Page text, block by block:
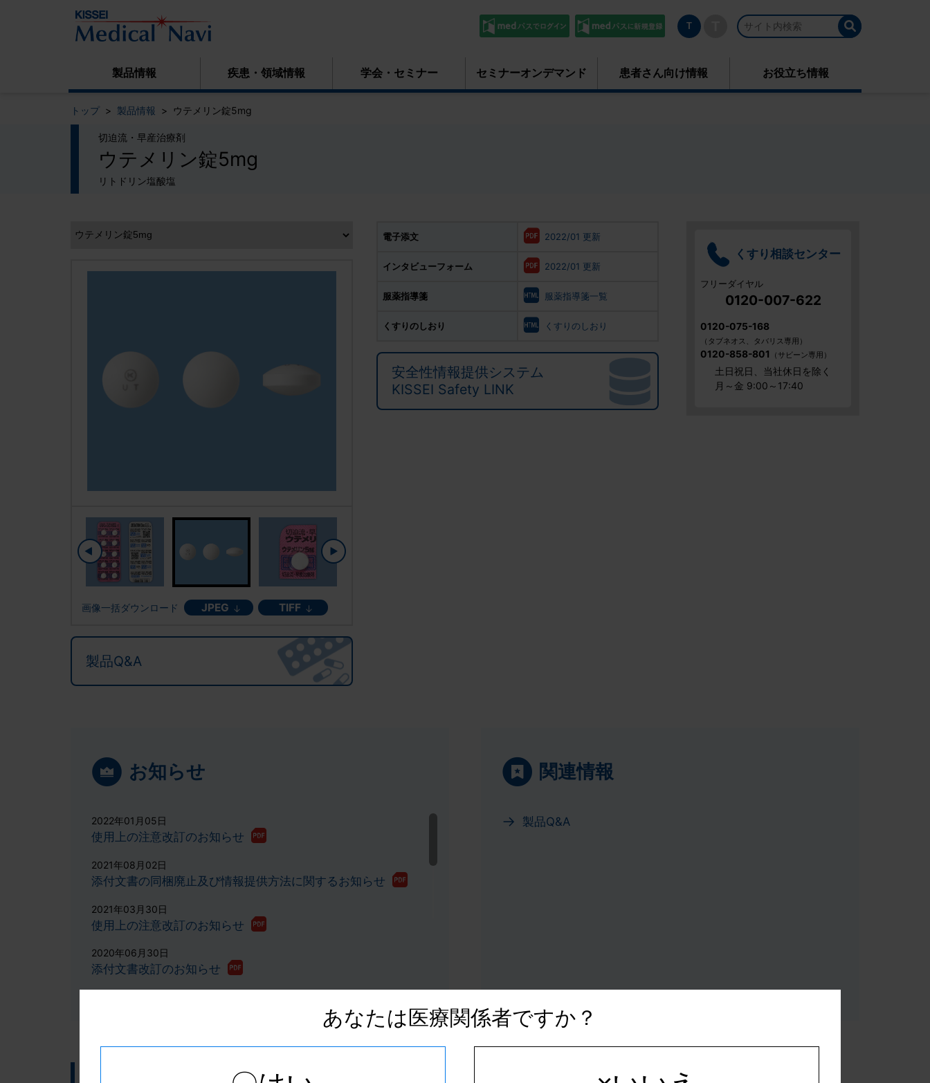
T
製品情報 疾患・領域情報 学会・セミナー セミナーオンデマンド 患者さん向け情報 お役立ち情報
トップ 製品情報 ウテメリン錠5mg
切迫流・早産治療剤
ウテメリン錠5mg
リトドリン塩酸塩
画像一括ダウンロード JPEG TIFF
製品Q&A
電子添文 2022/01 更新
インタビューフォーム 2022/01 更新
服薬指導箋 服薬指導箋一覧
くすりのしおり くすりのしおり
安全性情報提供システム
KISSEI Safety LINK
くすり相談センター
フリーダイヤル
0120-007-622
0120-075-168
（タブネオス、タバリス専用）
0120-858-801 （サビーン専用）
土日祝日、 当社休日を除く
月～金 9:00～17:40
お知らせ
2022年01月05日
使用上の注意改訂のお知らせ
2021年08月02日
添付文書の同梱廃止及び情報提供方法に関するお知らせ
2021年03月30日
使用上の注意改訂のお知らせ
2020年06月30日
添付文書改訂のお知らせ
関連情報
製品Q&A
あなたは医療関係者ですか？